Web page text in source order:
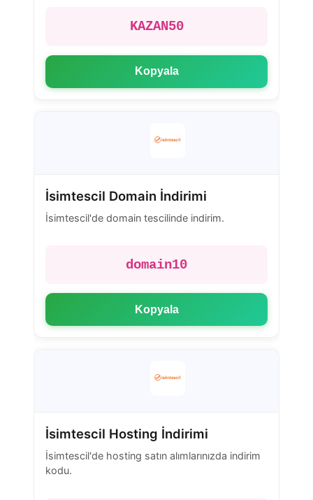
KAZAN50
Kopyala
İsimtescil Domain İndirimi
İsimtescil'de domain tescilinde indirim.
domain10
Kopyala
İsimtescil Hosting İndirimi
İsimtescil'de hosting satın alımlarınızda indirim
kodu.